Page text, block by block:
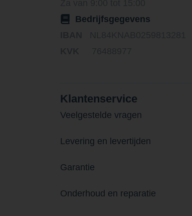
Bedrijfsgegevens
Klantenservice
Veelgestelde vragen
Levering en levertijden
Garantie
Onderhoud en reparatie